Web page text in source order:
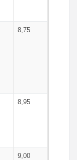
8,75
8,95
9,00